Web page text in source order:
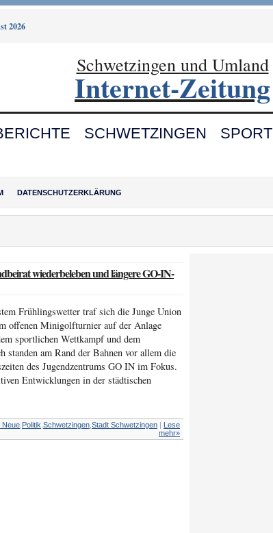
2026
Schwetzingen und Umland
Internet-Zeitung
SCHWETZINGEN SPORT
DATENSCHUTZERKLÄRUNG
wiederbeleben und längere GO-IN-
Frühlingswetter traf sich die Junge Union
offenen Minigolfturnier auf der Anlage
sportlichen Wettkampf und dem
standen am Rand der Bahnen vor allem die
des Jugendzentrums GO IN im Fokus.
Entwicklungen in der städtischen
Neue Politik Schwetzingen Stadt Schwetzingen | Lese
mehr»